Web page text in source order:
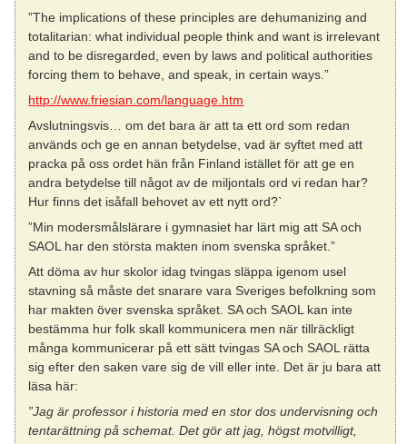
”The implications of these principles are dehumanizing and
totalitarian: what individual people think and want is irrelevant
and to be disregarded, even by laws and political authorities
forcing them to behave, and speak, in certain ways.”
http://www.friesian.com/language.htm
Avslutningsvis… om det bara är att ta ett ord som redan
används och ge en annan betydelse, vad är syftet med att
pracka på oss ordet hän från Finland istället för att ge en
andra betydelse till något av de miljontals ord vi redan har?
Hur finns det isåfall behovet av ett nytt ord?`
”Min modersmålslärare i gymnasiet har lärt mig att SA och
SAOL har den största makten inom svenska språket.”
Att döma av hur skolor idag tvingas släppa igenom usel
stavning så måste det snarare vara Sveriges befolkning som
har makten över svenska språket. SA och SAOL kan inte
bestämma hur folk skall kommunicera men när tillräckligt
många kommunicerar på ett sätt tvingas SA och SAOL rätta
sig efter den saken vare sig de vill eller inte. Det är ju bara att
läsa här:
”Jag är professor i historia med en stor dos undervisning och
tentarättning på schemat. Det gör att jag, högst motvilligt,